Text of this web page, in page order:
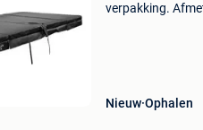
verpakking.
Nieuw Ophalen